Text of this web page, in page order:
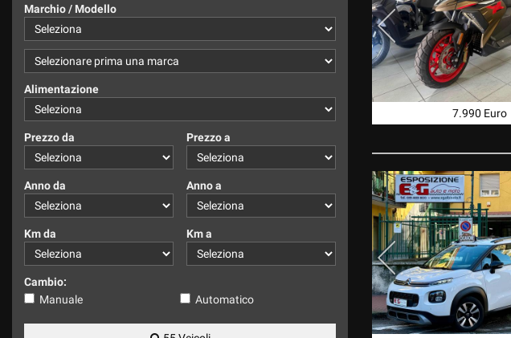
Marchio / Modello
Alimentazione
Prezzo da Prezzo a
Anno da Anno a
Km da Km a
Cambio:
Manuale
Automatico
7.990 Euro
tracciamento
che
adottiamo
per
offrire
le
funzionalità
e
svolgere
le
attività
di
seguito
descritte.
Per
ottenere
maggiori
informazioni
sull'utilità
sul